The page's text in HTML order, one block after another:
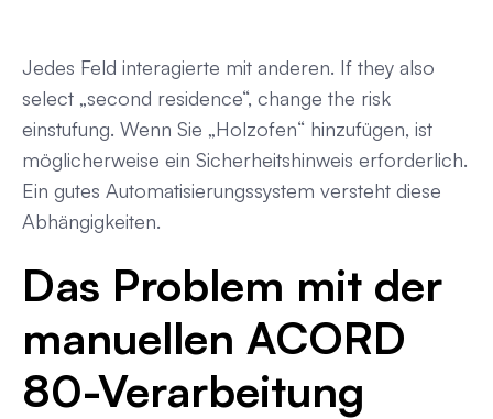
Jedes Feld interagierte mit anderen. If they also
select „second residence“, change the risk
einstufung. Wenn Sie „Holzofen“ hinzufügen, ist
möglicherweise ein Sicherheitshinweis erforderlich.
Ein gutes Automatisierungssystem versteht diese
Abhängigkeiten.
Das Problem mit der
manuellen ACORD
80-Verarbeitung